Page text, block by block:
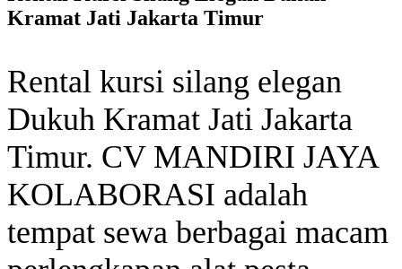
Kramat Jati Jakarta Timur
Rental kursi silang elegan
Dukuh Kramat Jati Jakarta
Timur. CV MANDIRI JAYA
KOLABORASI adalah
tempat sewa berbagai macam